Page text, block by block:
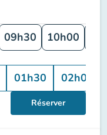
09h30 10h00
01h30 02h00
Réserver